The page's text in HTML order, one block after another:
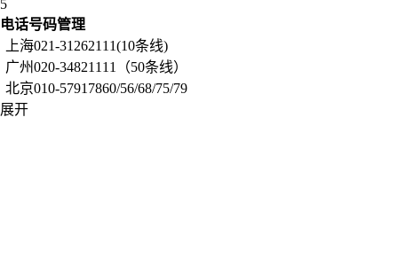
5
电话号码管理
上海021-31262111(10条线)
广州020-34821111（50条线）
北京010-57917860/56/68/75/79
展开